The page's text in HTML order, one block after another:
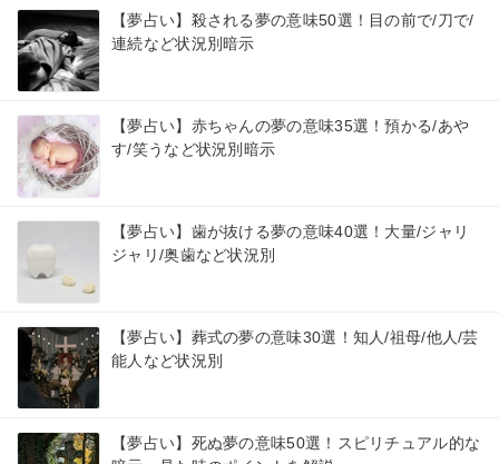
【夢占い】殺される夢の意味50選！目の前で/刀で/
連続など状況別暗示
【夢占い】赤ちゃんの夢の意味35選！預かる/あや
す/笑うなど状況別暗示
【夢占い】歯が抜ける夢の意味40選！大量/ジャリ
ジャリ/奥歯など状況別
【夢占い】葬式の夢の意味30選！知人/祖母/他人/芸
能人など状況別
【夢占い】死ぬ夢の意味50選！スピリチュアル的な